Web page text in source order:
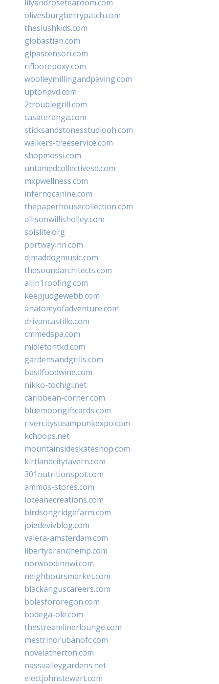
lilyandrosetearoom.com
olivesburgberrypatch.com
theslushkids.com
giobastian.com
glpascensori.com
rifloorepoxy.com
woolleymillingandpaving.com
uptonpvd.com
2troublegrill.com
casateranga.com
sticksandstonesstudiooh.com
walkers-treeservice.com
shopmossi.com
untamedcollectivesd.com
mxpwellness.com
infernocanine.com
thepaperhousecollection.com
allisonwillisholley.com
solslite.org
portwayinn.com
djmaddogmusic.com
thesoundarchitects.com
allin1roofing.com
keepjudgewebb.com
anatomyofadventure.com
drivancastillo.com
cmmedspa.com
midletontkd.com
gardensandgrills.com
basilfoodwine.com
nikko-tochigi.net
caribbean-corner.com
bluemoongiftcards.com
rivercitysteampunkexpo.com
kchoops.net
mountainsideskateshop.com
kirtlandcitytavern.com
301nutritionspot.com
ammos-stores.com
loceanecreations.com
birdsongridgefarm.com
joiedevivblog.com
valera-amsterdam.com
libertybrandhemp.com
norwoodinnwi.com
neighboursmarket.com
blackanguscareers.com
bolesfororegon.com
bodega-ole.com
thestreamlinerlounge.com
mestrinorubanofc.com
novelatherton.com
nassvalleygardens.net
electjohnstewart.com